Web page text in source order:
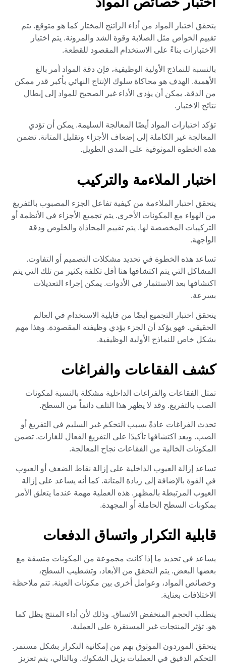
يتحقق اختبار المواد من أداء الراتنج المختار كما هو متوقع. يتم
تقييم الخواص مثل الصلابة وقوة الشد والمرونة. يتم اختيار
الاختبارات بناءً على الاستخدام المقصود للقطعة.
بالنسبة للنماذج الأولية الوظيفية، فإن دقة المواد أمر بالغ
الأهمية. الهدف هو محاكاة سلوك الإنتاج النهائي بأكبر قدر ممكن
من الدقة. يمكن أن يؤدي الأداء غير الصحيح للمواد إلى إبطال
نتائج الاختبار.
تؤكد اختبارات المواد أيضًا المعالجة السليمة. يمكن أن تؤدي
المعالجة غير الكاملة إلى إضعاف الأجزاء وتقليل المتانة. تضمن
هذه الخطوة الموثوقية على المدى الطويل.
اختبار الملاءمة والتركيب
يتحقق اختبار الملاءمة من كيفية تفاعل الجزء المصبوب بالتفريغ
من الهواء مع المكونات الأخرى. يتم تجميع الأجزاء في الأنظمة أو
التركيبات المخصصة لها. يتم تقييم المحاذاة والخلوص ودقة
الواجهة.
تساعد هذه الخطوة في تحديد مشكلات التصميم أو التفاوت.
المشاكل التي يتم اكتشافها هنا أقل تكلفة بكثير من تلك التي يتم
اكتشافها بعد الاستثمار في الأدوات. يمكن إجراء التعديلات
بسرعة.
يتحقق اختبار التجميع أيضًا من قابلية الاستخدام في العالم
الحقيقي. فهو يؤكد أن الجزء يؤدي وظيفته المقصودة. وهذا مهم
بشكل خاص للنماذج الأولية الوظيفية.
كشف الفقاعات والفراغات
تمثل الفقاعات والفراغات الداخلية مشكلة بالنسبة لمكونات
الصب بالتفريغ. وقد لا يظهر هذا التلف دائماً من السطح.
تحدث الفراغات عادةً بسبب التحكم غير السليم في التفريغ أو
الصب. ويعد اكتشافها تأكيدًا على التفريغ الفعال للغازات. تضمن
المكونات الخالية من الفقاعات نجاح المعالجة.
تساعد إزالة العيوب الداخلية على إزالة نقاط الضعف أو العيوب
في القوة بالإضافة إلى زيادة المتانة. كما أنه يساعد على إزالة
العيوب المرتبطة بالمظهر. هذه العملية مهمة عندما يتعلق الأمر
بمكونات السطح الحاملة أو المجهدة.
قابلية التكرار واتساق الدفعات
يساعد في تحديد ما إذا كانت مجموعة من المكونات متسقة مع
بعضها البعض. يتم التحقق من الأبعاد، وتشطيب السطح،
وخصائص المواد، وعوامل أخرى بين مكونات العينة. تتم ملاحظة
الاختلافات بعناية.
يتطلب الحجم المنخفض الاتساق. وذلك لأن أداء المنتج يظل كما
هو. تؤثر المنتجات غير المستقرة على العملية.
يتحقق الموردون الموثوق بهم من إمكانية التكرار بشكل مستمر.
التحكم الدقيق في العمليات يزيل الشكوك. وبالتالي، يتم تعزيز